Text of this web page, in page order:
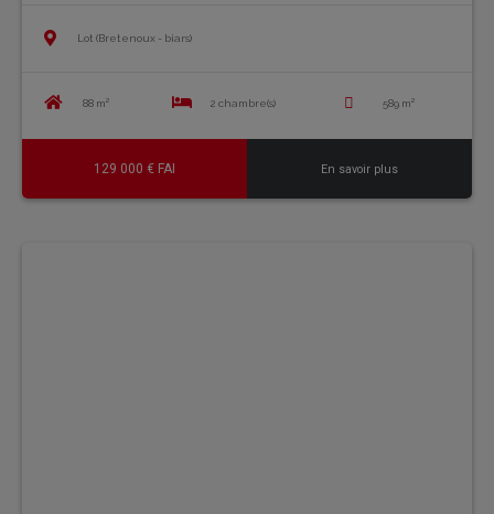
Lot (Bretenoux - biars)
88 m² 2 chambre(s) 589 m²
129 000 € FAI En savoir plus